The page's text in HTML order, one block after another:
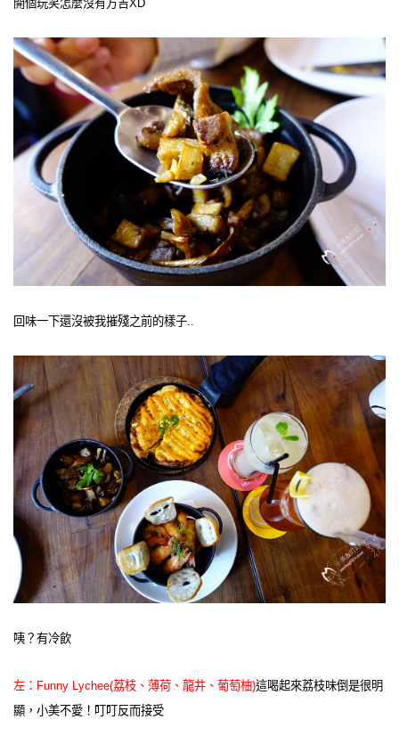
開個玩笑怎麼沒有方吉XD
回味一下還沒被我摧殘之前的樣子..
咦？有冷飲
左：Funny Lychee(荔枝、薄荷、龍井、葡萄柚)這喝起來荔枝味倒是很明
顯，小美不愛！叮叮反而接受